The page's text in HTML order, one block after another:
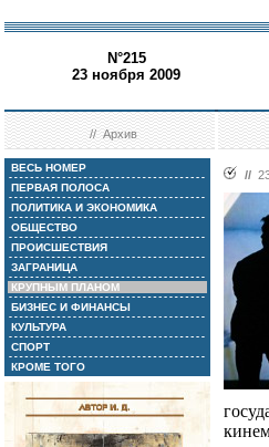
N°215
23 ноября 2009
//Архив
ВЕСЬ НОМЕР
ПЕРВАЯ ПОЛОСА
ПОЛИТИКА И ЭКОНОМИКА
ОБЩЕСТВО
ПРОИСШЕСТВИЯ
ЗАГРАНИЦА
КРУПНЫМ ПЛАНОМ
БИЗНЕС И ФИНАНСЫ
КУЛЬТУРА
СПОРТ
КРОМЕ ТОГО
//